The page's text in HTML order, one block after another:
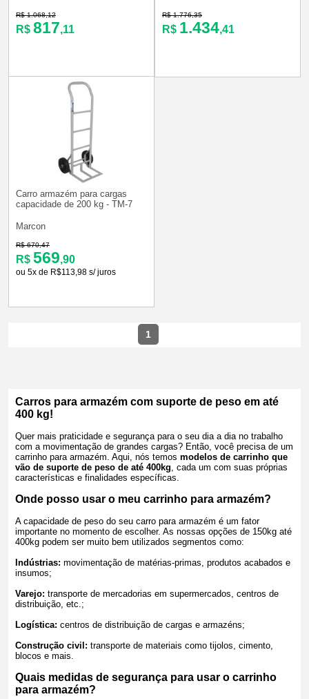
R$ 1.068,12
R$ 817,11
R$ 1.776,35
R$ 1.434,41
Carro armazém para cargas
capacidade de 200 kg - TM-7
Marcon
R$ 670,47
R$ 569,90
ou 5x de R$113,98 s/ juros
1
Carros para armazém com suporte de peso em até
400 kg!
Quer mais praticidade e segurança para o seu dia a dia no trabalho
com a movimentação de grandes cargas? Então, você precisa de um
carrinho para armazém. Aqui, nós temos modelos de carrinho que
vão de suporte de peso de até 400kg, cada um com suas próprias
características e finalidades específicas.
Onde posso usar o meu carrinho para armazém?
A capacidade de peso do seu carro para armazém é um fator
importante no momento de escolher. As nossas opções de 150kg até
400kg podem ser muito bem utilizados segmentos como:
Indústrias: movimentação de matérias-primas, produtos acabados e
insumos;
Varejo: transporte de mercadorias em supermercados, centros de
distribuição, etc.;
Logística: centros de distribuição de cargas e armazéns;
Construção civil: transporte de materiais como tijolos, cimento,
blocos e mais.
Quais medidas de segurança para usar o carrinho
para armazém?